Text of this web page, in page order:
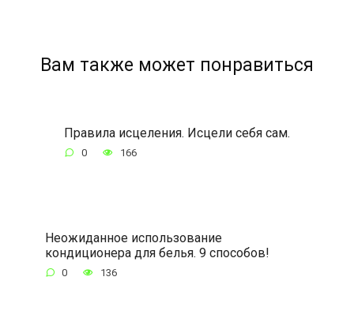
Вам также может понравиться
Правила исцеления. Исцели себя сам.
0 166
Неожиданное использование
кондиционера для белья. 9 способов!
0 136